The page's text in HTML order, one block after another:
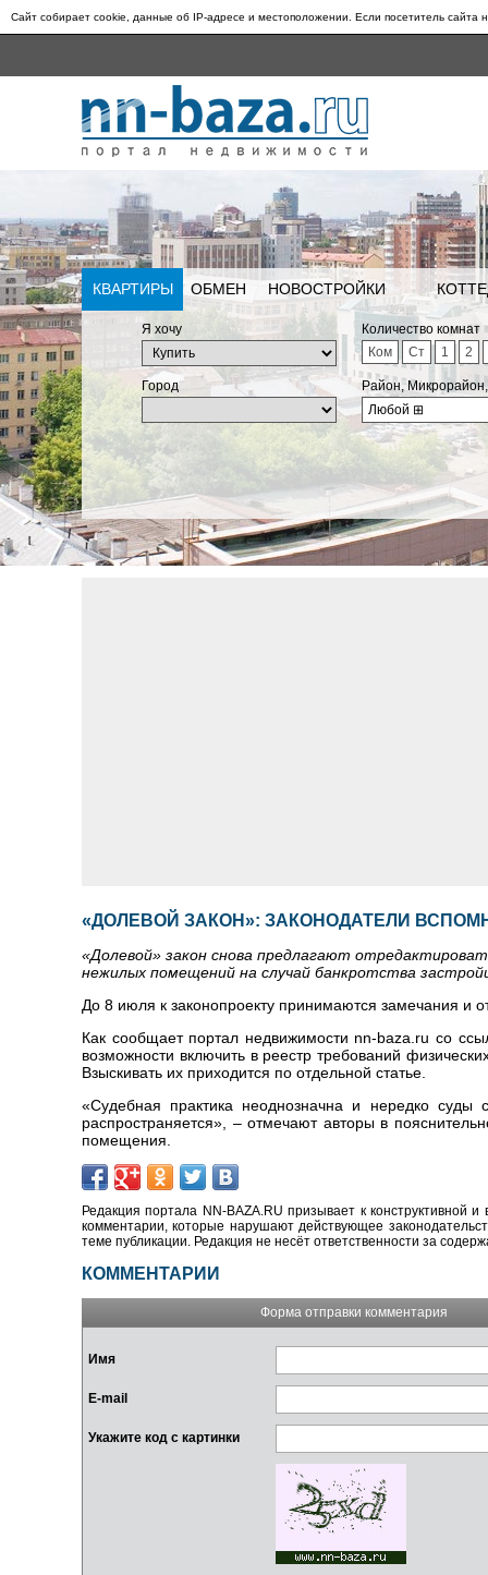
Сайт собирает cookie, данные об IP-адресе и местоположении. Если посетитель сайта
КВАРТИРЫ ОБМЕН НОВОСТРОЙКИ
Я хочу
Количество комнат
Ком
Ст 1 2
Город
Район,
Любой ⊞
«ДОЛЕВОЙ ЗАКОН»: ЗАКОНОДАТЕЛИ
«Долевой» закон снова предлагают
нежилых помещений на случай банкротства
До 8 июля к законопроекту принимаются замечания и
Как сообщает портал недвижимости nn-baza.ru со
возможности включить в реестр требований
Взыскивать их приходится по отдельной статье.
«Судебная практика неоднозначна и нередко
распространяется», – отмечают авторы в
помещения.
Редакция портала NN-BAZA.RU призывает к конструктивной
комментарии, которые нарушают действующее
теме публикации. Редакция не несёт ответственности за
КОММЕНТАРИИ
Форма отправки комментария
Имя
E-mail
Укажите код с картинки